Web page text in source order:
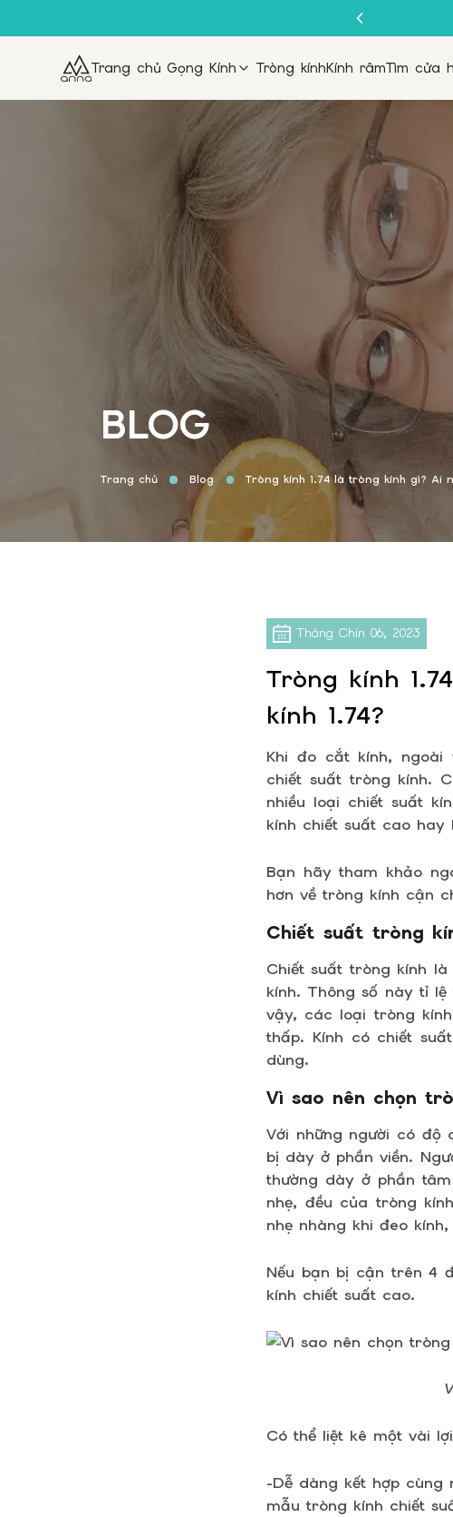
Trang chủ Gọng Kính Tròng kínhKính râmTìm cửa
BLOG
Trang chủ Blog Tròng kính 1.74 là tròng kính gì? Ai
Tháng Chín 06, 2023
Tròng kính
kính 1.74?
Khi đo cắt kính, ngoài
chiết suất tròng kính.
nhiều loại chiết suất
kính chiết suất cao hay
Bạn hãy tham khảo
hơn về tròng kính cận
Chiết suất tròng
Chiết suất tròng kính
kính. Thông số này tỉ
vậy, các loại tròng
thấp. Kính có chiết
dùng.
Vì sao nên chọn
Với những người có độ
bị dày ở phần viền.
thường dày ở phần
nhẹ, đều của tròng
nhẹ nhàng khi đeo
Nếu bạn bị cận trên 4
kính chiết suất cao.
Có thể liệt kê một vài
-Dễ dàng kết hợp cùng
mẫu tròng kính chiết